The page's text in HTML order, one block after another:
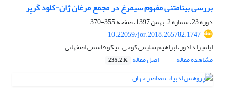
بررسی بینامتنی مفهوم سیمرغ در مجمع مرغان ژان-کلود کَریِر
دوره 23، شماره 2، بهمن 1397، صفحه
355-370
10.22059/jor.2018.265782.1747
ایلمیرا دادور، ابراهیم سلیمی کوچی، نیکو قاسمی اصفهانی
مشاهده مقاله
اصل مقاله 235.2 K